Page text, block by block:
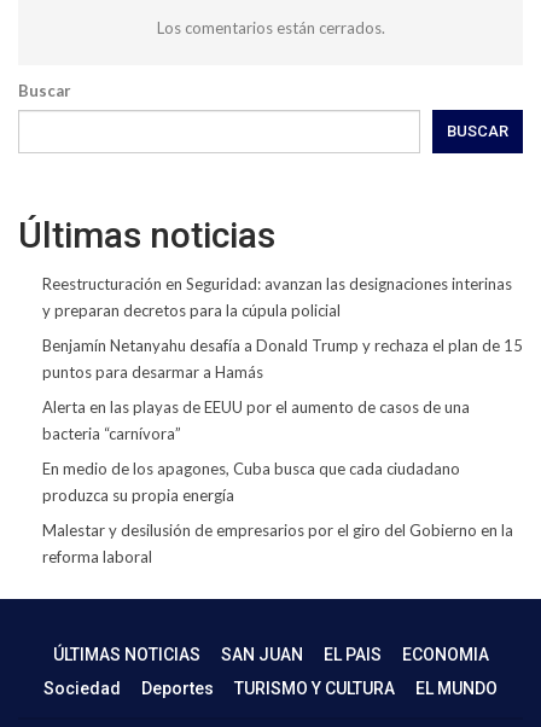
Los comentarios están cerrados.
Buscar
BUSCAR
Últimas noticias
Reestructuración en Seguridad: avanzan las designaciones interinas
y preparan decretos para la cúpula policial
Benjamín Netanyahu desafía a Donald Trump y rechaza el plan de 15
puntos para desarmar a Hamás
Alerta en las playas de EEUU por el aumento de casos de una
bacteria “carnívora”
En medio de los apagones, Cuba busca que cada ciudadano
produzca su propia energía
Malestar y desilusión de empresarios por el giro del Gobierno en la
reforma laboral
ÚLTIMAS NOTICIAS SAN JUAN EL PAIS
ECONOMIA
Sociedad
Deportes TURISMO Y CULTURA EL MUNDO